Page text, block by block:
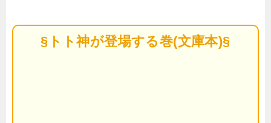
§トト神が登場する巻(文庫本)§